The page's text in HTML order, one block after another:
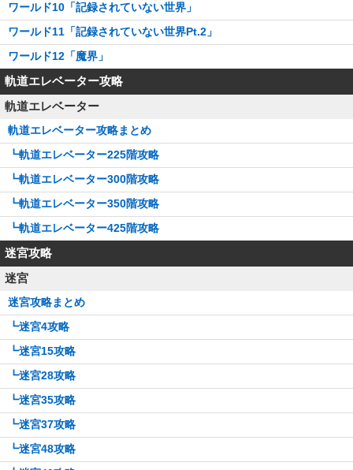
ワールド10「記録されていない世界」
ワールド11「記録されていない世界Pt.2」
ワールド12「魔界」
軌道エレベーター攻略
軌道エレベーター
軌道エレベーター攻略まとめ
┗軌道エレベーター225階攻略
┗軌道エレベーター300階攻略
┗軌道エレベーター350階攻略
┗軌道エレベーター425階攻略
迷宮攻略
迷宮
迷宮攻略まとめ
┗迷宮4攻略
┗迷宮15攻略
┗迷宮28攻略
┗迷宮35攻略
┗迷宮37攻略
┗迷宮48攻略